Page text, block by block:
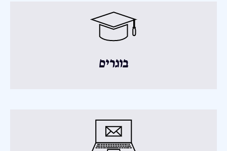
בוגרים